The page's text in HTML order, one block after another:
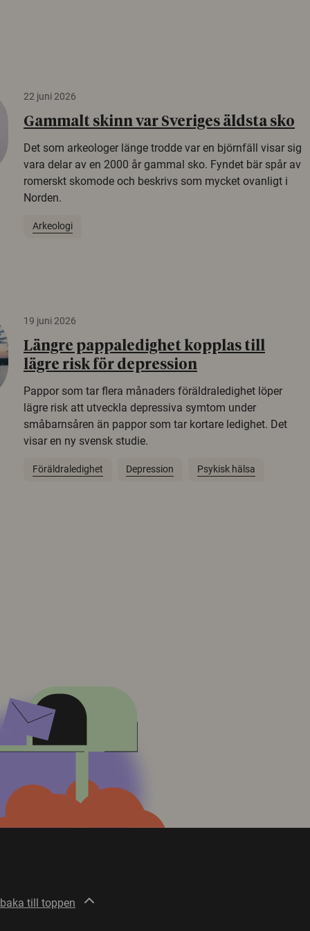
22 juni 2026
Gammalt skinn var Sveriges äldsta sko
Det som arkeologer länge trodde var en björnfäll visar sig
vara delar av en 2000 år gammal sko. Fyndet bär spår av
romerskt skomode och beskrivs som mycket ovanligt i
Norden.
Arkeologi
19 juni 2026
Längre pappaledighet kopplas till
lägre risk för depression
Pappor som tar flera månaders föräldraledighet löper
lägre risk att utveckla depressiva symtom under
småbarnsåren än pappor som tar kortare ledighet. Det
visar en ny svensk studie.
Föräldraledighet Depression Psykisk hälsa
till toppen